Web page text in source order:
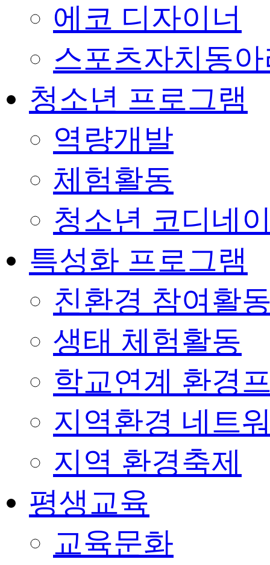
에코 디자이너
스포츠자치동
청소년 프로그램
역량개발
체험활동
청소년 코디네
특성화 프로그램
친환경 참여활
생태 체험활동
학교연계 환경
지역환경 네트
지역 환경축제
평생교육
교육문화